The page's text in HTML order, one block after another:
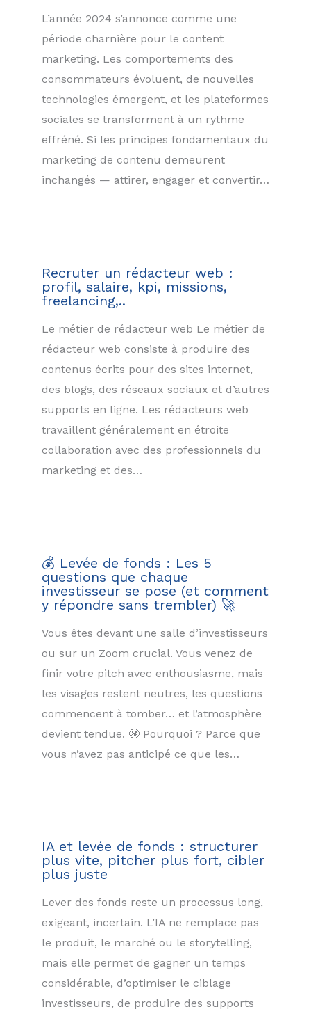
L’année 2024 s’annonce comme une
période charnière pour le content
marketing. Les comportements des
consommateurs évoluent, de nouvelles
technologies émergent, et les plateformes
sociales se transforment à un rythme
effréné. Si les principes fondamentaux du
marketing de contenu demeurent
inchangés — attirer, engager et convertir…
Recruter un rédacteur web :
profil, salaire, kpi, missions,
freelancing,..
Le métier de rédacteur web Le métier de
rédacteur web consiste à produire des
contenus écrits pour des sites internet,
des blogs, des réseaux sociaux et d’autres
supports en ligne. Les rédacteurs web
travaillent généralement en étroite
collaboration avec des professionnels du
marketing et des…
💰 Levée de fonds : Les 5
questions que chaque
investisseur se pose (et comment
y répondre sans trembler) 🚀
Vous êtes devant une salle d’investisseurs
ou sur un Zoom crucial. Vous venez de
finir votre pitch avec enthousiasme, mais
les visages restent neutres, les questions
commencent à tomber… et l’atmosphère
devient tendue. 😬 Pourquoi ? Parce que
vous n’avez pas anticipé ce que les…
IA et levée de fonds : structurer
plus vite, pitcher plus fort, cibler
plus juste
Lever des fonds reste un processus long,
exigeant, incertain. L’IA ne remplace pas
le produit, le marché ou le storytelling,
mais elle permet de gagner un temps
considérable, d’optimiser le ciblage
investisseurs, de produire des supports